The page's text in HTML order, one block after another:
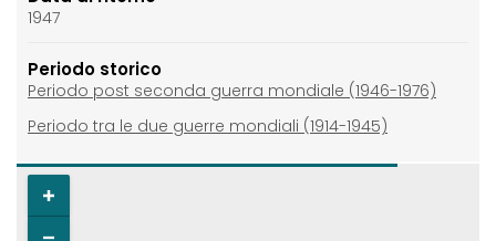
1947
Periodo storico
Periodo post seconda guerra mondiale (1946-1976)
Periodo tra le due guerre mondiali (1914-1945)